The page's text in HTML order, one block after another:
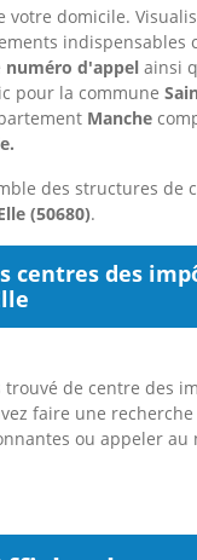
votre domicile.
indispensables
numéro d'appel ainsi
pour la commune
Manche
des structures de
(50680).
centres des
trouvé de centre des
faire une
ou appeler au